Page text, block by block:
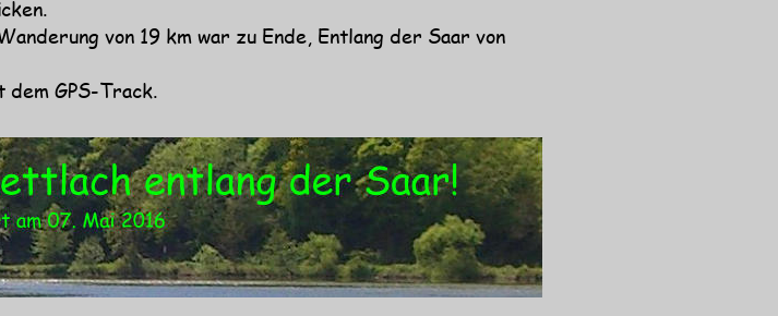
von 19 km war zu Ende, Entlang der Saar von
dem GPS-Track.